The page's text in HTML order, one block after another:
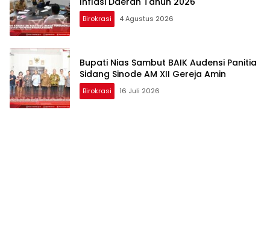
Birokrasi 4 Agustus 2026
Bupati Nias Sambut BAIK Audensi Panitia
Sidang Sinode AM XII Gereja Amin
Birokrasi 16 Juli 2026